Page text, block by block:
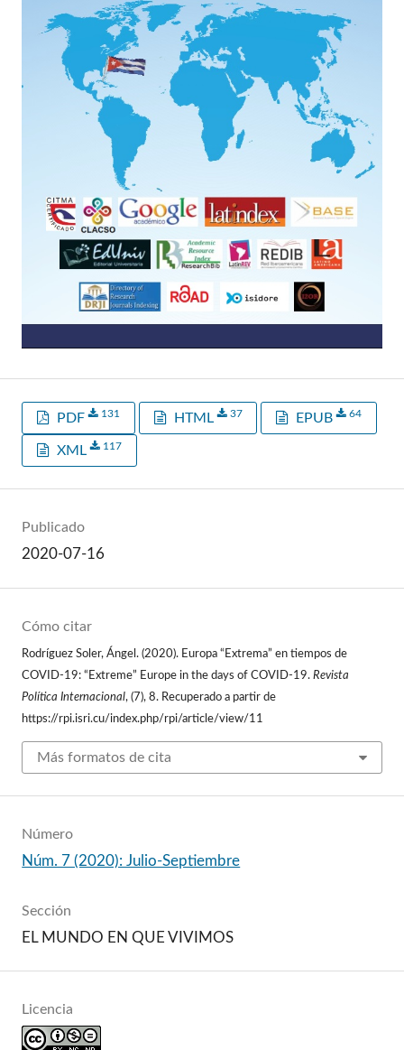
PDF 131 HTML 37 EPUB 64
XML 117
Publicado
2020-07-16
Cómo citar
Rodríguez Soler, Ángel. (2020). Europa “Extrema” en tiempos de
COVID-19: “Extreme” Europe in the days of COVID-19.Revista
Política Internacional, (7), 8. Recuperado a partir de
https://rpi.isri.cu/index.php/rpi/article/view/11
Más formatos de cita
Número
Núm. 7 (2020): Julio-Septiembre
Sección
EL MUNDO EN QUE VIVIMOS
Licencia